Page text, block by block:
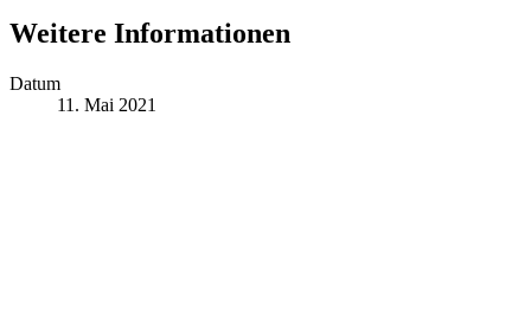
Weitere Informationen
Datum
11. Mai 2021